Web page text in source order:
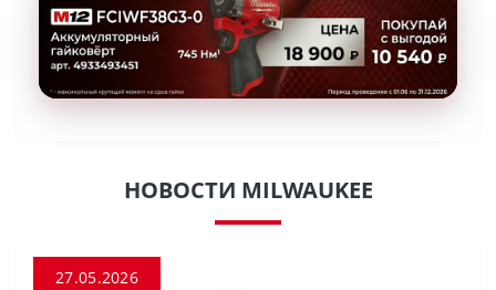
НОВОСТИ MILWAUKEE
27.05.2026